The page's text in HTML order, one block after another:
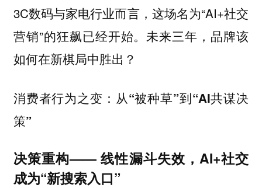
3C数码与家电行业而言，这场名为“AI+社交
营销”的狂飙已经开始。未来三年，品牌该
如何在新棋局中胜出？
消费者行为之变：从“被种草”到“AI共谋决
策”
决策重构—— 线性漏斗失效，AI+社交
成为“新搜索入口”